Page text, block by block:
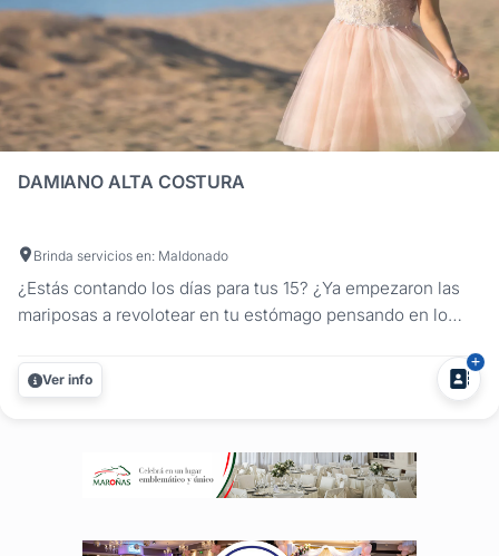
DAMIANO ALTA COSTURA
Brinda servicios en: Maldonado
¿Estás contando los días para tus 15? ¿Ya empezaron las
mariposas a revolotear en tu estómago pensando en lo
tu vida y en Damiano Alta Costura te ayudaremos a hacer
tus sueños realidad. Cada tela, cada piedra, cada lentejuela
Ver info